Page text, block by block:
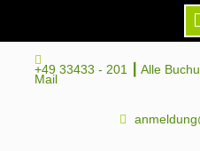
+49 33433 - 201 ┃ Alle
Mail